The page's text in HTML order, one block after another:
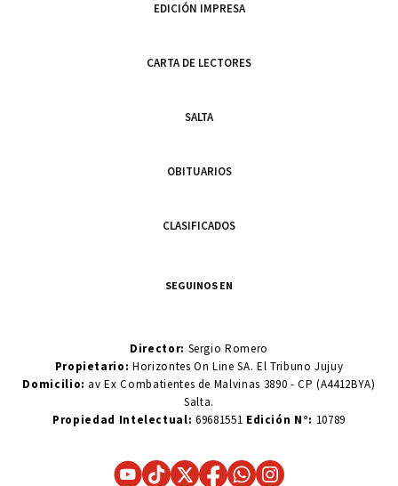
EDICIÓN IMPRESA
CARTA DE LECTORES
SALTA
OBITUARIOS
CLASIFICADOS
SEGUINOS EN
Director: Sergio Romero
Propietario:Horizontes On Line SA. El Tribuno Jujuy
Domicilio: av Ex Combatientes de Malvinas 3890 - CP (A4412BYA)
Salta.
Propiedad Intelectual: 69681551 Edición N°: 10789